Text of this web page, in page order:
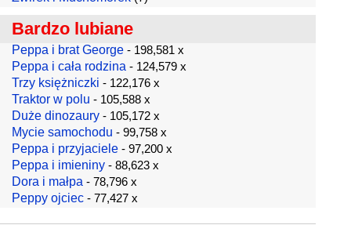
Bardzo lubiane
Peppa i brat George - 198,581 x
Peppa i cała rodzina - 124,579 x
Trzy księżniczki - 122,176 x
Traktor w polu - 105,588 x
Duże dinozaury - 105,172 x
Mycie samochodu - 99,758 x
Peppa i przyjaciele - 97,200 x
Peppa i imieniny - 88,623 x
Dora i małpa - 78,796 x
Peppy ojciec - 77,427 x